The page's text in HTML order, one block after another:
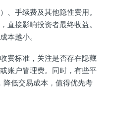
、手续费及其他隐性费用。
直接影响投资者最终收益。
本越小。
费标准，关注是否存在隐藏
账户管理费。同时，有些平
降低交易成本，值得优先考